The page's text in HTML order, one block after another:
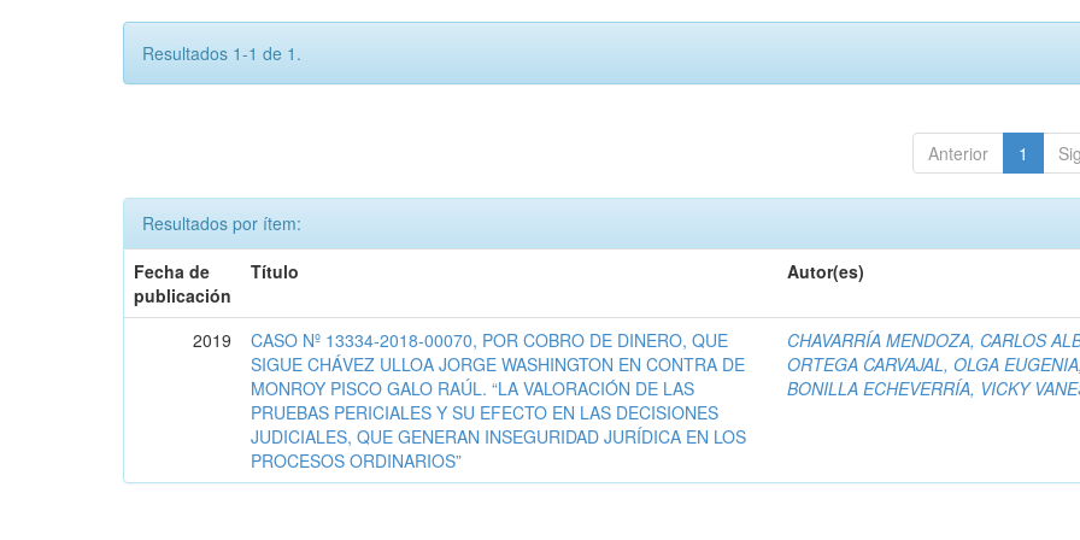
Resultados 1-1 de 1.
Anterior 1
Resultados por ítem:
Fecha de
publicación
Título Autor(es)
2019
CASO Nº 13334-2018-00070, POR COBRO DE DINERO, QUE
SIGUE CHÁVEZ ULLOA JORGE WASHINGTON EN CONTRA DE
MONROY PISCO GALO RAÚL. “LA VALORACIÓN DE LAS
PRUEBAS PERICIALES Y SU EFECTO EN LAS DECISIONES
JUDICIALES, QUE GENERAN INSEGURIDAD JURÍDICA EN LOS
PROCESOS ORDINARIOS”
CHAVARRÍA MENDOZA, CARLOS
ORTEGA CARVAJAL, OLGA EUGENIA
BONILLA ECHEVERRÍA, VICKY